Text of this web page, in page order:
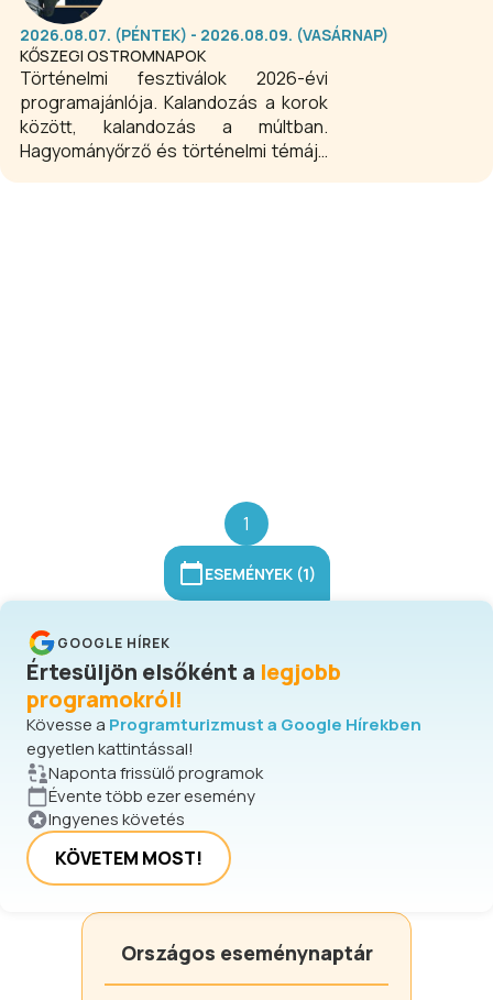
2026.08.07. (PÉNTEK) - 2026.08.09. (VASÁRNAP)
KŐSZEGI OSTROMNAPOK
Történelmi fesztiválok 2026-évi
programajánlója. Kalandozás a korok
között, kalandozás a múltban.
Hagyományőrző és történelmi témájú
1
ESEMÉNYEK (1)
GOOGLE HÍREK
Értesüljön elsőként a legjobb
programokról!
Kövesse a Programturizmust a Google Hírekben
egyetlen kattintással!
Naponta frissülő programok
Évente több ezer esemény
Ingyenes követés
KÖVETEM MOST!
Országos eseménynaptár